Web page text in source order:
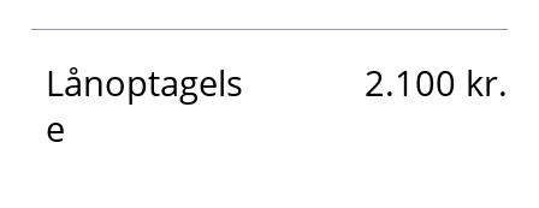
Lånoptagels
e
2.100 kr.